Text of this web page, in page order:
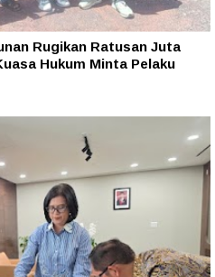
Rugikan Ratusan Juta
Hukum Minta Pelaku